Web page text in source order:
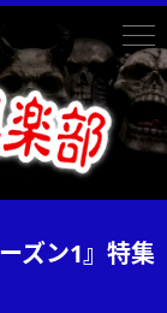
ズン1』特集